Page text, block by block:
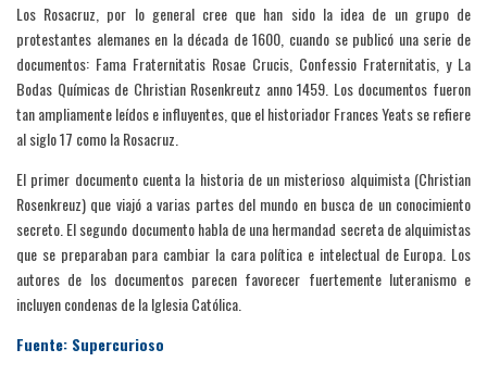
Los Rosacruz, por lo general cree que han sido la idea de un grupo de
protestantes alemanes en la década de 1600, cuando se publicó una serie de
documentos: Fama Fraternitatis Rosae Crucis, Confessio Fraternitatis, y La
Bodas Químicas de Christian Rosenkreutz anno 1459. Los documentos fueron
tan ampliamente leídos e influyentes, que el historiador Frances Yeats se refiere
al siglo 17 como la Rosacruz.
El primer documento cuenta la historia de un misterioso alquimista (Christian
Rosenkreuz) que viajó a varias partes del mundo en busca de un conocimiento
secreto. El segundo documento habla de una hermandad secreta de alquimistas
que se preparaban para cambiar la cara política e intelectual de Europa. Los
autores de los documentos parecen favorecer fuertemente luteranismo e
incluyen condenas de la Iglesia Católica.
Fuente: Supercurioso